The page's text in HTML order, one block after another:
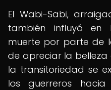
El Wabi-Sabi,
también influyó
muerte por parte de
de apreciar la
la transitoriedad se
los guerreros